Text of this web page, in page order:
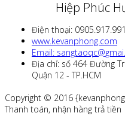
Hiệp Phúc
Điện thoại: 0905.917.991
www.kevanphong.com
Email:
Địa chỉ: số 464 Đường
Quận 12 - TP.HCM
Copyright © 2016
Thanh toán, nhận hàng trả tiền